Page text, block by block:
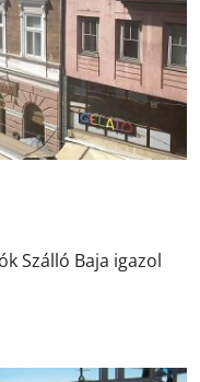
Szálló Baja igazol